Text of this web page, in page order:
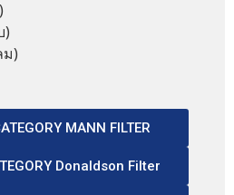
)
ม)
MANN FILTER
Donaldson Filter